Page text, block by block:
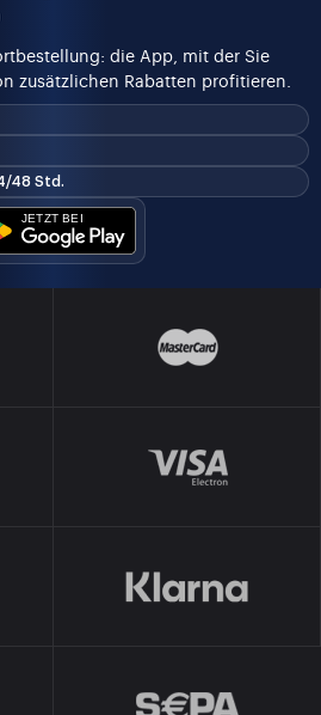
die App, mit der Sie
zusätzlichen Rabatten profitieren.
48 Std.